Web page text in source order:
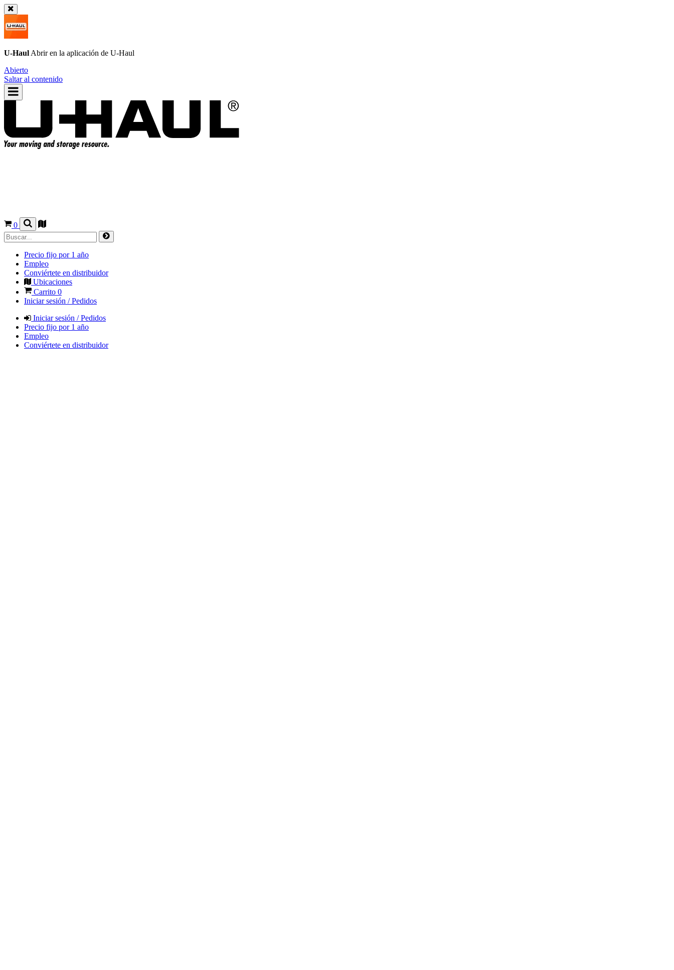
U-Haul Abrir en la aplicación de U-Haul
Abierto
Saltar al contenido
0
Precio fijo por 1 año
Empleo
Conviértete en distribuidor
Ubicaciones
Carrito 0
Iniciar sesión / Pedidos
Iniciar sesión / Pedidos
Precio fijo por 1 año
Empleo
Conviértete en distribuidor